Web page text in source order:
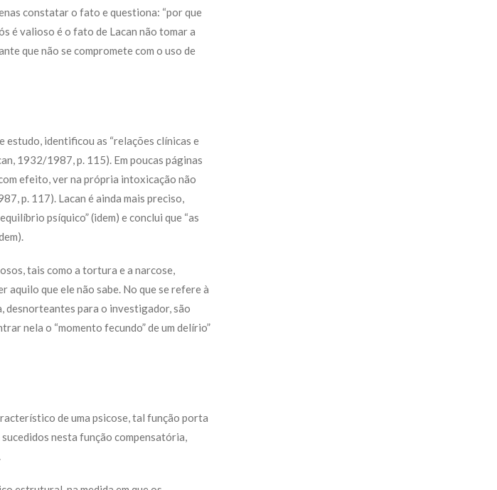
constatar o fato e questiona: “por que
é valioso é o fato de Lacan não tomar a
que não se compromete com o uso de
estudo, identificou as “relações clínicas e
1932/1987, p. 115). Em poucas páginas
efeito, ver na própria intoxicação não
p. 117). Lacan é ainda mais preciso,
psíquico” (idem) e conclui que “as
tais como a tortura e a narcose,
aquilo que ele não sabe. No que se refere à
desnorteantes para o investigador, são
nela o “momento fecundo” de um delírio”
de uma psicose, tal função porta
nesta função compensatória,